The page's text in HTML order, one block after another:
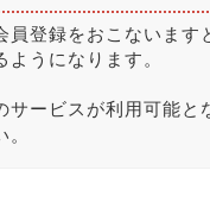
員登録をおこないます
ようになります。
サービスが利用可能と